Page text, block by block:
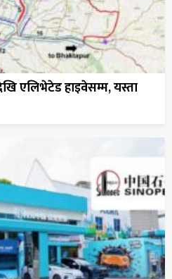
एलिभेटेड हाइवेसम्म, यस्ता